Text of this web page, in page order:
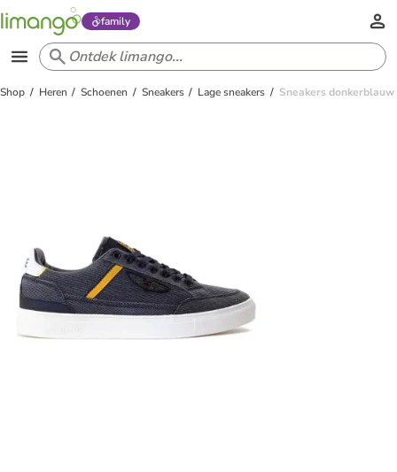
family
Shop Heren Schoenen Sneakers Lage sneakers Sneakers donkerblauw